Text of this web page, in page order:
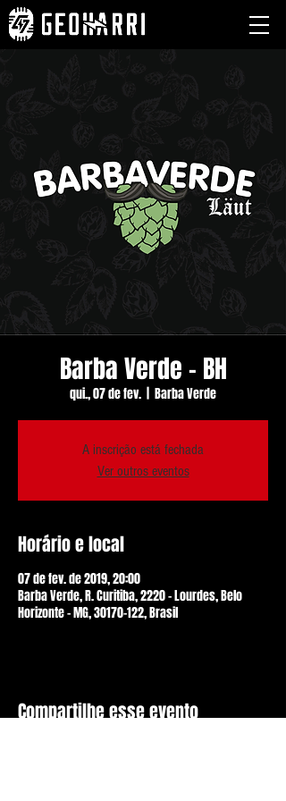
Barba Verde - BH
qui., 07 de fev. Barba Verde
A inscrição está fechada
Ver outros eventos
Horário e local
07 de fev. de 2019, 20:00
Barba Verde, R. Curitiba, 2220 - Lourdes, Belo
Horizonte - MG, 30170-122, Brasil
Compartilhe esse evento